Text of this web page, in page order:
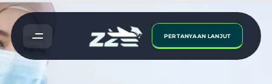
PERTANYAAN LANJUT